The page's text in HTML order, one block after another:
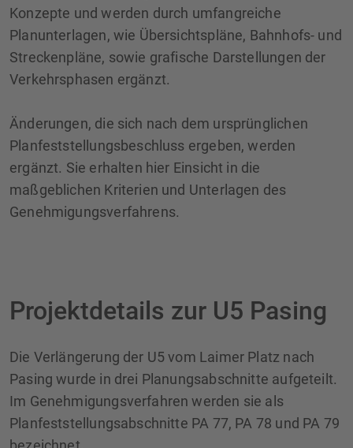
Konzepte und werden durch umfangreiche
Planunterlagen, wie Übersichtspläne, Bahnhofs- und
Streckenpläne, sowie grafische Darstellungen der
Verkehrsphasen ergänzt.
Änderungen, die sich nach dem ursprünglichen
Planfeststellungsbeschluss ergeben, werden
ergänzt. Sie erhalten hier Einsicht in die
maßgeblichen Kriterien und Unterlagen des
Genehmigungsverfahrens.
Projektdetails zur U5 Pasing
Die Verlängerung der U5 vom Laimer Platz nach
Pasing wurde in drei Planungsabschnitte aufgeteilt.
Im Genehmigungsverfahren werden sie als
Planfeststellungsabschnitte PA 77, PA 78 und PA 79